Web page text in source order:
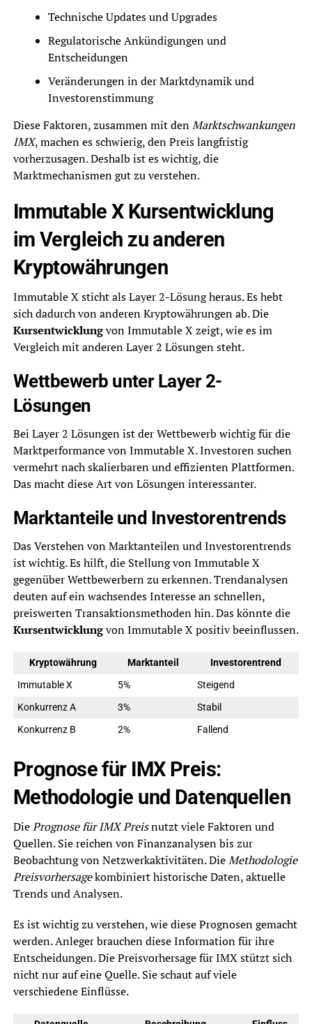
Technische Updates und Upgrades
Regulatorische Ankündigungen und
Entscheidungen
Veränderungen in der Marktdynamik und
Investorenstimmung
Diese Faktoren, zusammen mit denMarktschwankungen
IMX, machen es schwierig, den Preis langfristig
vorherzusagen. Deshalb ist es wichtig, die
Marktmechanismen gut zu verstehen.
Immutable X Kursentwicklung
im Vergleich zu anderen
Kryptowährungen
Immutable X sticht als Layer 2-Lösung heraus. Es hebt
sich dadurch von anderen Kryptowährungen ab. Die
Kursentwicklungvon Immutable X zeigt, wie es im
Vergleich mit anderen Layer 2 Lösungen steht.
Wettbewerb unter Layer 2-
Lösungen
Bei Layer 2 Lösungen ist der Wettbewerb wichtig für die
Marktperformance von Immutable X. Investoren suchen
vermehrt nach skalierbaren und effizienten Plattformen.
Das macht diese Art von Lösungen interessanter.
Marktanteile und Investorentrends
Das Verstehen von Marktanteilen und Investorentrends
ist wichtig. Es hilft, die Stellung von Immutable X
gegenüber Wettbewerbern zu erkennen. Trendanalysen
deuten auf ein wachsendes Interesse an schnellen,
preiswerten Transaktionsmethoden hin. Das könnte die
Kursentwicklungvon Immutable X positiv beeinflussen.
Kryptowährung Marktanteil
Investorentrend
Immutable X
5%
Steigend
Konkurrenz A
3%
Stabil
Konkurrenz B
2% Fallend
Prognose für IMX Preis:
Methodologie und Datenquellen
DiePrognose für IMX Preisnutzt viele Faktoren und
Quellen. Sie reichen von Finanzanalysen bis zur
Beobachtung von Netzwerkaktivitäten. DieMethodologie
Preisvorhersagekombiniert historische Daten, aktuelle
Trends und Analysen.
Es ist wichtig zu verstehen, wie diese Prognosen gemacht
werden. Anleger brauchen diese Information für ihre
Entscheidungen. Die Preisvorhersage für IMX stützt sich
nicht nur auf eine Quelle. Sie schaut auf viele
verschiedene Einflüsse.